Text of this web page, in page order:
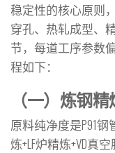
稳定性的核心原则
穿孔、热轧成型、
节，每道工序参数
程如下：
（一）炼钢
原料纯净度是P91
炼+LF炉精炼+VD真